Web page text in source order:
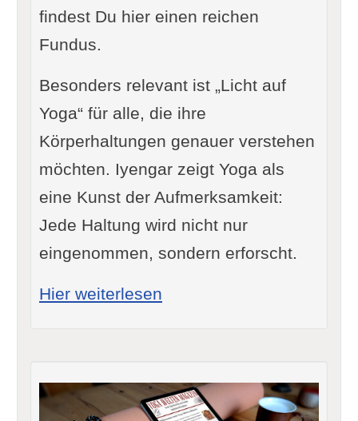
findest Du hier einen reichen
Fundus.
Besonders relevant ist „Licht auf
Yoga“ für alle, die ihre
Körperhaltungen genauer verstehen
möchten. Iyengar zeigt Yoga als
eine Kunst der Aufmerksamkeit:
Jede Haltung wird nicht nur
eingenommen, sondern erforscht.
Hier weiterlesen